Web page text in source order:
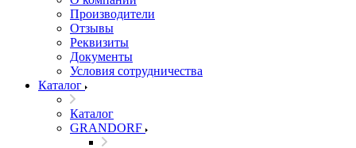
Производители
Отзывы
Реквизиты
Документы
Условия сотрудничества
Каталог
Каталог
GRANDORF